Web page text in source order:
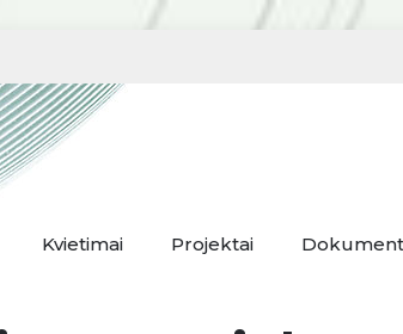
Kvietimai Projektai